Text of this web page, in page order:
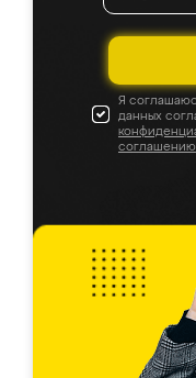
Я
данных
соглашению